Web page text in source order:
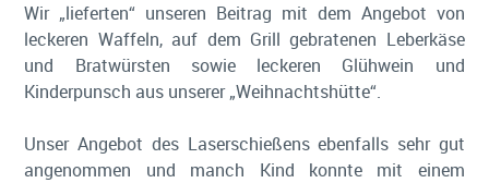
Wir „lieferten“ unseren Beitrag mit dem Angebot von
leckeren Waffeln, auf dem Grill gebratenen Leberkäse
und Bratwürsten sowie leckeren Glühwein und
Kinderpunsch aus unserer „Weihnachtshütte“.
Unser Angebot des Laserschießens ebenfalls sehr gut
angenommen und manch Kind konnte mit einem